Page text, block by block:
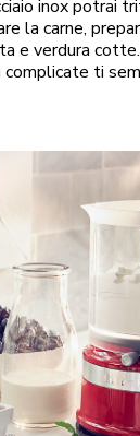
inox potrai
la carne,
e verdura
ti